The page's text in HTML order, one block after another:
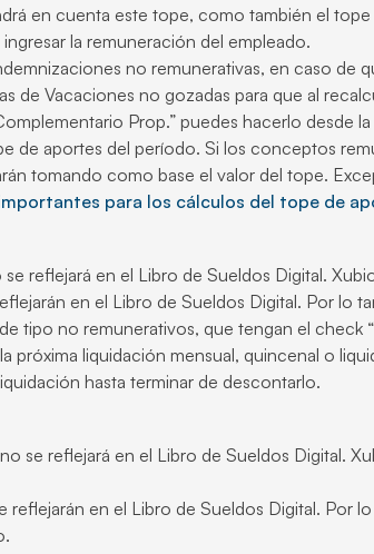
en cuenta este tope, como también el
la remuneración del empleado.
no remunerativas, en caso de
de Vacaciones no gozadas para que al
Prop.” puedes hacerlo desde la
de aportes del período. Si los conceptos
tomando como base el valor del tope.
para los cálculos del tope de
reflejará en el Libro de Sueldos Digital.
en el Libro de Sueldos Digital. Por lo
tipo no remunerativos, que tengan el check
liquidación mensual, quincenal o
hasta terminar de descontarlo.
se reflejará en el Libro de Sueldos Digital.
reflejarán en el Libro de Sueldos Digital. Por